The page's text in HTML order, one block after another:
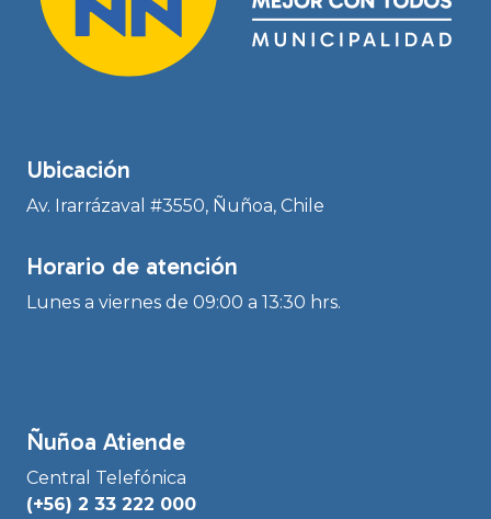
Ubicación
Av. Irarrázaval #3550, Ñuñoa, Chile
Horario de atención
Lunes a viernes de 09:00 a 13:30 hrs.
Ñuñoa Atiende
Central Telefónica
(+56) 2 33 222 000